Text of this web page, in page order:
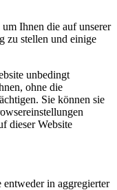
Ihnen die auf unserer
zu stellen und einige
unbedingt
ohne die
Sie können sie
dieser Website
in aggregierter